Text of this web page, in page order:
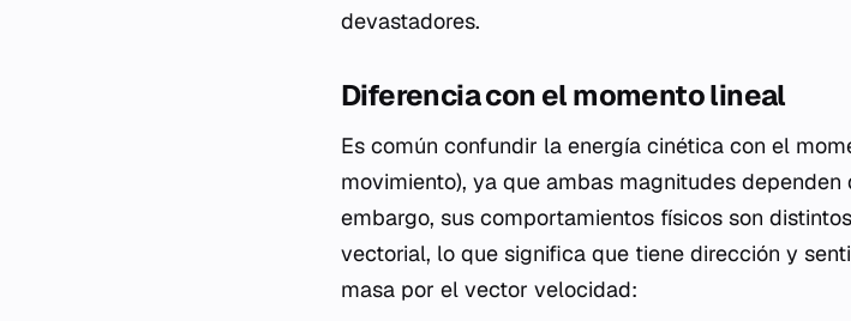
devastadores.
Diferencia con el momento lineal
Es común confundir la energía cinética con el
movimiento), ya que ambas magnitudes
embargo, sus comportamientos físicos son
vectorial, lo que significa que tiene dirección y
masa por el vector velocidad: